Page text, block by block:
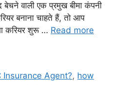
बेचने वाली एक प्रमुख बीमा कंपनी
बनाना चाहते हैं, तो आप
करियर शुरू … Read more
Agent?, how